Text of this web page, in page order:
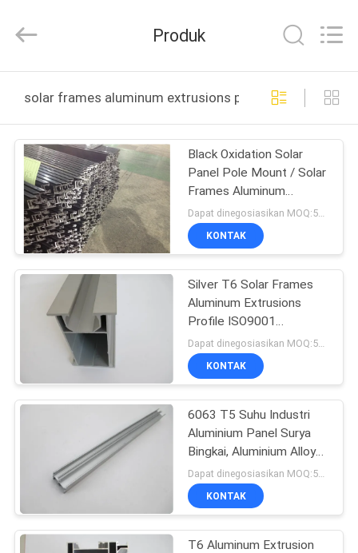
RUMAH
PRODUK
TAMPILAN
VR
TENTANG
KAMI
PABRIK
KUALITAS
HUBUNGI
KAMI
Rights
Produk
solar frames aluminum extrusions pembuatan online
Black Oxidation Solar
Panel Pole Mount / Solar
Frames Aluminum
Extrusions With 45°
Beveling
Dapat dinegosiasikan MOQ:500kgs
KONTAK
Silver T6 Solar Frames
Aluminum Extrusions
Profile ISO9001
Certification
KONTAK
6063 T5 Suhu Industri
Aluminium Panel Surya
Bingkai, Aluminium Alloy
Frame
KONTAK
T6 Aluminum Extrusion